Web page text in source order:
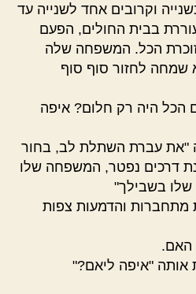
וקרובים אחד לשנייה עד
בבית החולים, הפעם
הכל. המשפחה שלה
שמחה לחזור סוף סוף
הכל היה רק חלום? איפה
"את עברת השתלת לב, בחור
דרכים נפטר, המשפחה שלו
בשבילך"
מתחברות והדמעות צפות
האם.
אותה "איפה ליאם?"